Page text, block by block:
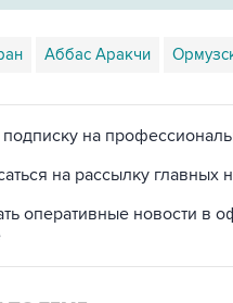
Аббас Аракчи
подписку на
на рассылку главных
оперативные новости в